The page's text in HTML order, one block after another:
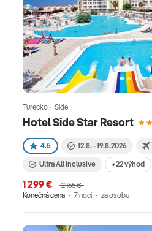
Hotel Side Star Resort
Turecko · Side
4.5 12.8. - 19.8.2026
Ultra All Inclusive +22 výhod
1 299 €
2 165 €
Konečná cena
7 nocí za osobu